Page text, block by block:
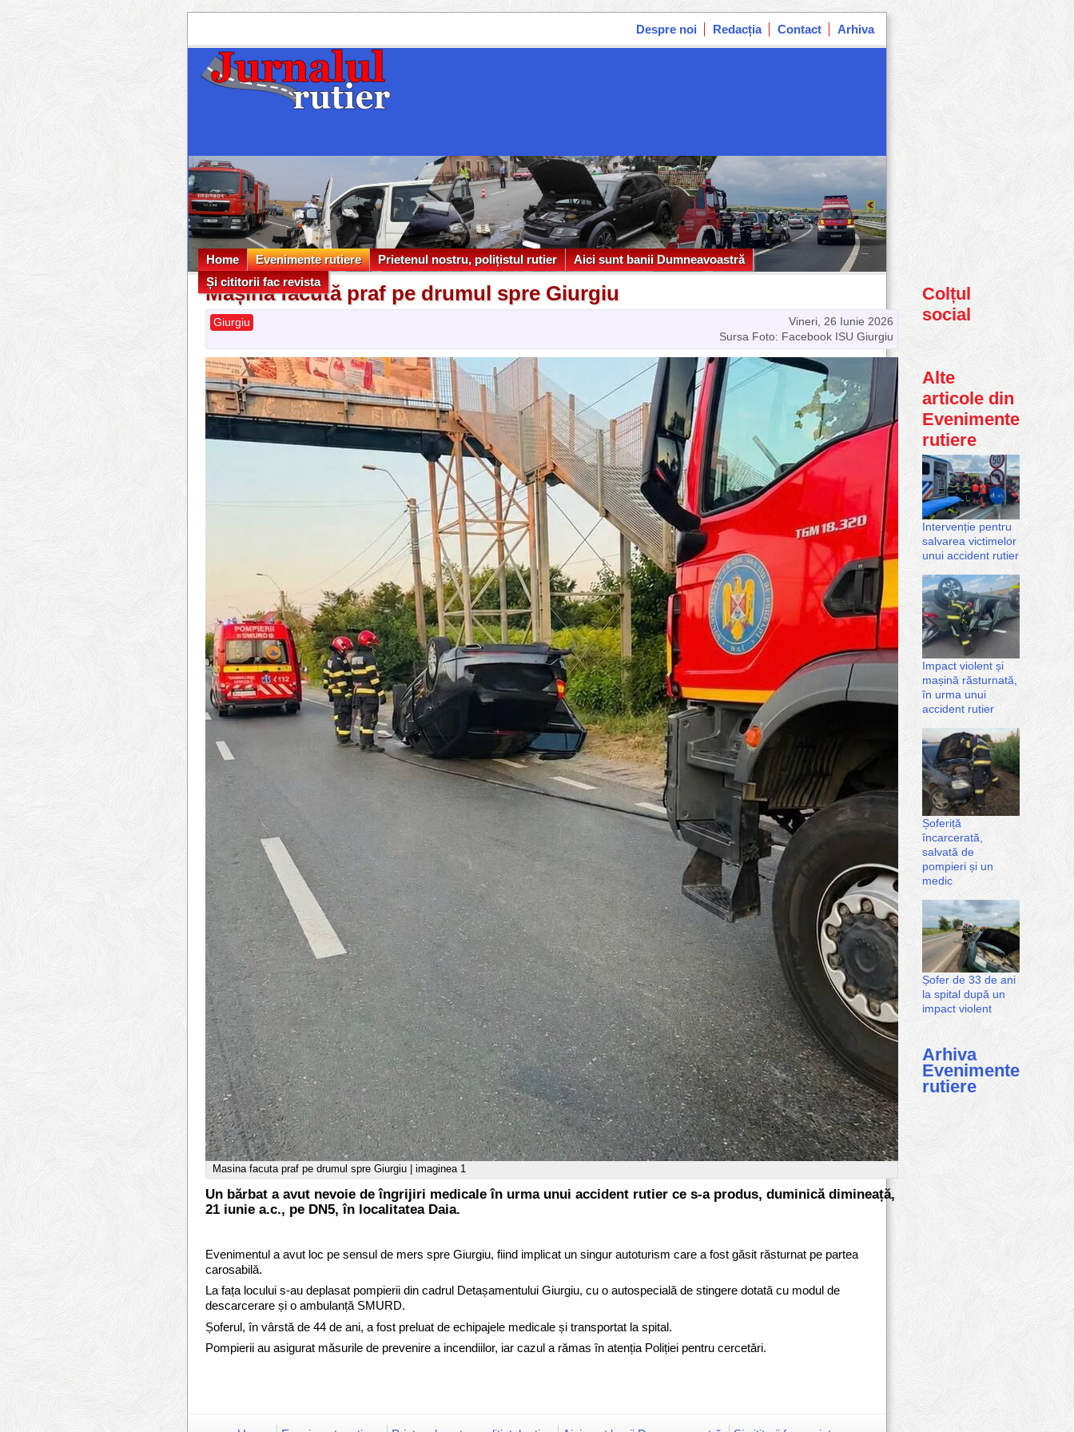
Despre noi Redacția Contact Arhiva
Home Evenimente rutiere
Evenimente rutiere
Prietenul nostru, polițistul rutier Aici sunt banii Dumneavoastră
Și cititorii fac revista
Și cititorii fac revista
Mașină făcută praf pe drumul spre Giurgiu
Vineri, 26 Iunie 2026
Giurgiu
Sursa Foto: Facebook ISU Giurgiu
Masina facuta praf pe drumul spre Giurgiu | imaginea 1
Un bărbat a avut nevoie de îngrijiri medicale în urma unui accident rutier ce s-a produs, duminică dimineață,
21 iunie a.c., pe DN5, în localitatea Daia.
Evenimentul a avut loc pe sensul de mers spre Giurgiu, fiind implicat un singur autoturism care a fost găsit răsturnat pe partea
carosabilă.
La fața locului s-au deplasat pompierii din cadrul Detașamentului Giurgiu, cu o autospecială de stingere dotată cu modul de
descarcerare și o ambulanță SMURD.
Șoferul, în vârstă de 44 de ani, a fost preluat de echipajele medicale și transportat la spital.
Pompierii au asigurat măsurile de prevenire a incendiilor, iar cazul a rămas în atenția Poliției pentru cercetări.
Colțul
social
Alte
articole din
Evenimente
rutiere
Intervenție pentru
salvarea victimelor
unui accident rutier
Impact violent și
mașină răsturnată,
în urma unui
accident rutier
Șoferiță
încarcerată,
salvată de
pompieri și un
medic
Șofer de 33 de ani
la spital după un
impact violent
Arhiva
Evenimente
rutiere